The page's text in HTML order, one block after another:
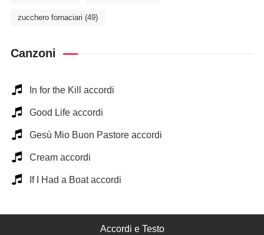
zucchero fornaciari (49)
Canzoni
In for the Kill accordi
Good Life accordi
Gesù Mio Buon Pastore accordi
Cream accordi
If I Had a Boat accordi
Accordi e Testo